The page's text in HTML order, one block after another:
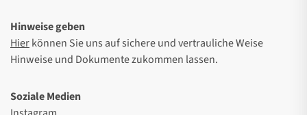
Hinweise geben
Hierkönnen Sie uns auf sichere und vertrauliche Weise
Hinweise und Dokumente zukommen lassen.
Soziale Medien